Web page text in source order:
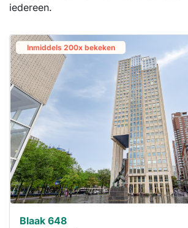
iedereen.
Inmiddels 200x bekeken
Blaak 648